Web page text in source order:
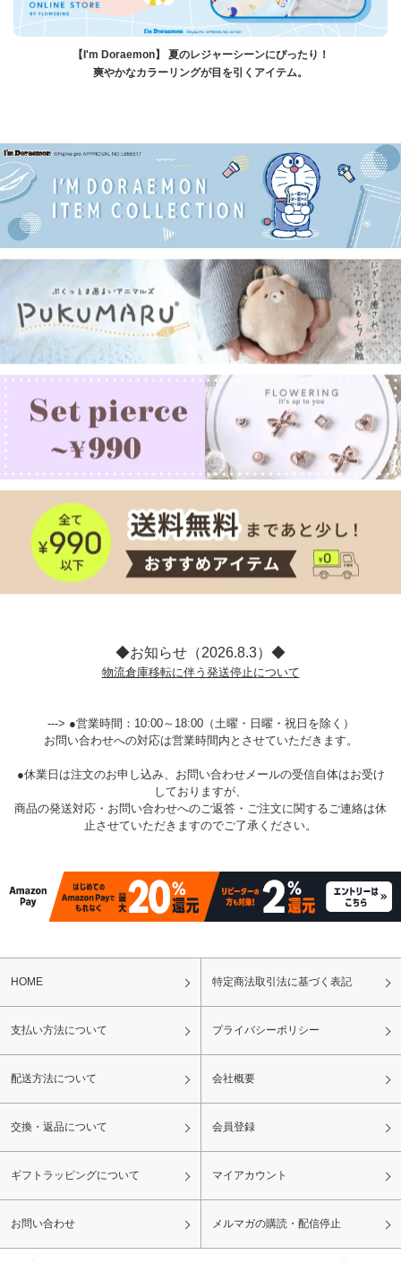
【I'm Doraemon】 夏のレジャーシーンにぴったり！
爽やかなカラーリングが目を引くアイテム。
◆お知らせ（2026.8.3）◆
物流倉庫移転に伴う発送停止について
---> ●営業時間：10:00～18:00（土曜・日曜・祝日を除く）
お問い合わせへの対応は営業時間内とさせていただきます。
●休業日は注文のお申し込み、お問い合わせメールの受信自体はお受け
しておりますが、
商品の発送対応・お問い合わせへのご返答・ご注文に関するご連絡は休
止させていただきますのでご了承ください。
HOME 特定商法取引法に基づく表記
支払い方法について プライバシーポリシー
配送方法について 会社概要
交換・返品について 会員登録
ギフトラッピングについて マイアカウント
お問い合わせ メルマガの購読・配信停止